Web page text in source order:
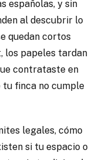
españolas, y sin
al descubrir lo
quedan cortos
los papeles tardan
contrataste en
tu finca no cumple
legales, cómo
si tu espacio o